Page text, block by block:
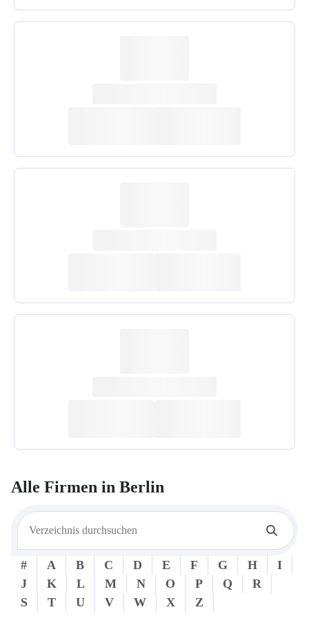
Alle Firmen in Berlin
# A B C D E F G H
I
J
K L M N O P Q
R
S
T U V W X Z